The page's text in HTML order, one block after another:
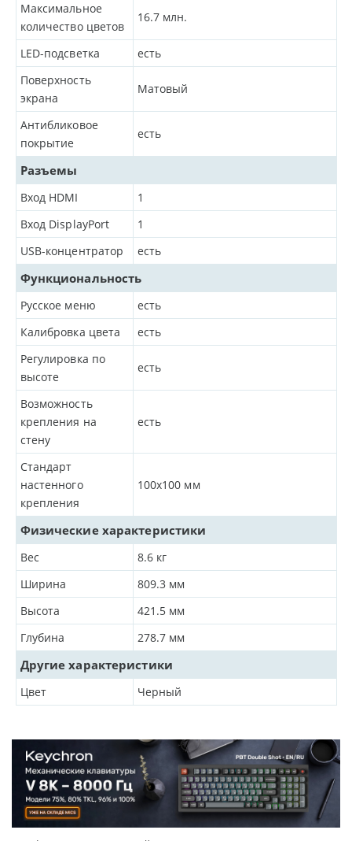
Максимальное
количество цветов
16.7 млн.
LED-подсветка
есть
Поверхность
экрана
Матовый
Антибликовое
покрытие
есть
Разъемы
Вход HDMI
1
Вход DisplayPort
1
USB-концентратор
есть
Функциональность
Русское меню
есть
Калибровка цвета
есть
Регулировка по
высоте
есть
Возможность
крепления на
стену
есть
Стандарт
настенного
крепления
100x100 мм
Физические характеристики
Вес 8.6 кг
Ширина
809.3 мм
Высота
421.5 мм
Глубина
278.7 мм
Другие характеристики
Цвет Черный